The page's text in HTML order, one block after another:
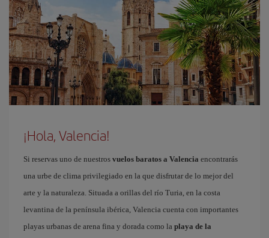
¡Hola, Valencia!
Si reservas uno de nuestros vuelos baratos a Valencia encontrarás
una urbe de clima privilegiado en la que disfrutar de lo mejor del
arte y la naturaleza. Situada a orillas del río Turia, en la costa
levantina de la península ibérica, Valencia cuenta con importantes
playas urbanas de arena fina y dorada como la playa de la